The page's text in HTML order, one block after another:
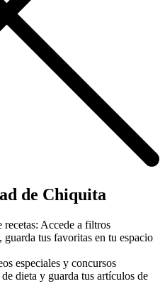
de Chiquita
recetas: Accede a filtros
guarda tus favoritas en tu espacio
especiales y concursos
dieta y guarda tus artículos de